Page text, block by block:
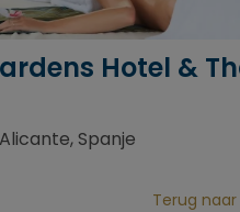
Hotel &
Spanje
Terug